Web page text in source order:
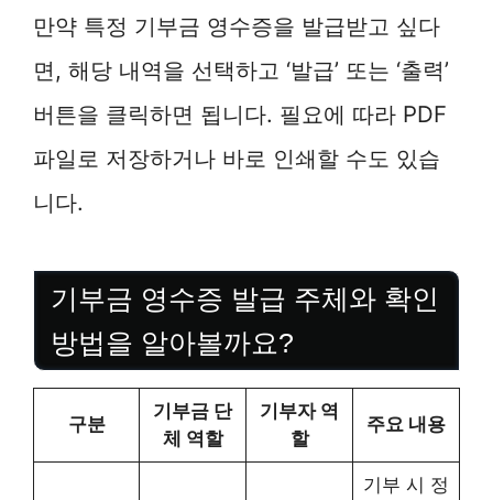
만약 특정 기부금 영수증을 발급받고 싶다
면, 해당 내역을 선택하고 ‘발급’ 또는 ‘출력’
버튼을 클릭하면 됩니다. 필요에 따라 PDF
파일로 저장하거나 바로 인쇄할 수도 있습
니다.
기부금 영수증 발급 주체와 확인
방법을 알아볼까요?
구분
기부금 단
체 역할
기부자 역
할
주요 내용
기부 시 정